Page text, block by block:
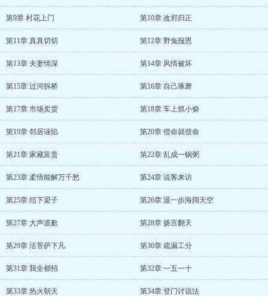
第9章 村花上门 第10章 改邪归正
第11章 真真切切 第12章 野兔报恩
第13章 夫妻情深 第14章 风情被坏
第15章 过河拆桥 第16章 自己琢磨
第17章 市场卖货 第18章 车上抓小偷
第19章 邻居诬陷 第20章 偿命就偿命
第21章 家藏富贵 第22章 乱成一锅粥
第23章 柔情能解万千愁 第24章 说客来访
第25章 结下梁子 第26章 退一步海阔天空
第27章 大声道歉 第28章 扬言翻天
第29章 活菩萨下凡 第30章 疏漏工分
第31章 我全都招 第32章 一五一十
第33章 热火朝天 第34章 登门讨说法